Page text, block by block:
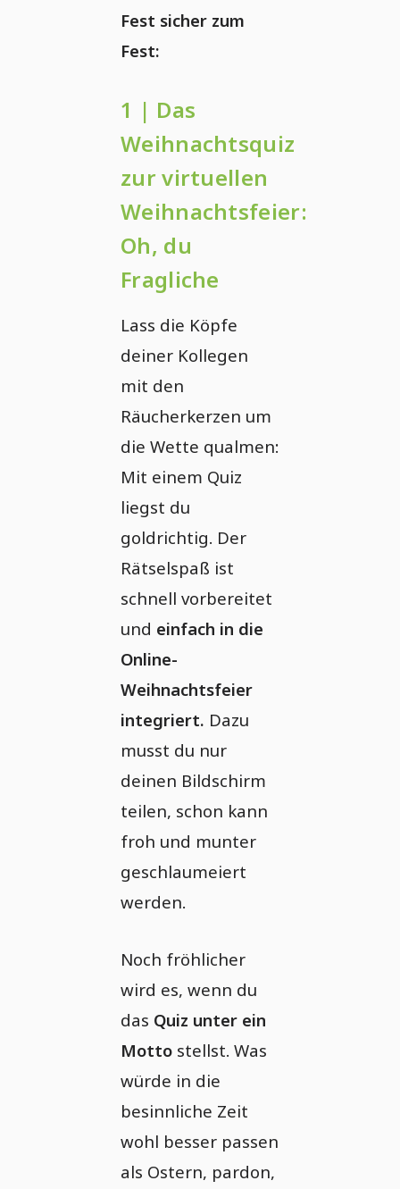
Fest sicher zum
Fest:
1 | Das
Weihnachtsquiz
zur virtuellen
Weihnachtsfeier:
Oh, du
Fragliche
Lass die Köpfe
deiner Kollegen
mit den
Räucherkerzen um
die Wette qualmen:
Mit einem Quiz
liegst du
goldrichtig. Der
Rätselspaß ist
schnell vorbereitet
und einfach in die
Online-
Weihnachtsfeier
integriert. Dazu
musst du nur
deinen Bildschirm
teilen, schon kann
froh und munter
geschlaumeiert
werden.
Noch fröhlicher
wird es, wenn du
das Quiz unter ein
Motto stellst. Was
würde in die
besinnliche Zeit
wohl besser passen
als Ostern, pardon,